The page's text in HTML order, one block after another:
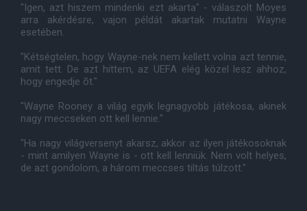
"Igen, azt hiszem mindenki ezt akarta" - válaszolt Moyes
arra akérdésre, vajon példát akartak mutatni Wayne
esetében.
"Kétségtelen, hogy Wayne-nek nem kellett volna azt tennie,
amit tett. De azt hittem, az UEFA elég közel lesz ahhoz,
hogy engedje õt."
"Wayne Rooney a világ egyik legnagyobb játékosa, akinek
nagy meccseken ott kell lennie."
"Ha nagy világversenyt akarsz, akkor az ilyen játékosoknak
- mint amilyen Wayne is - ott kell lenniük. Nem volt helyes,
de azt gondolom, a három meccses tiltás túlzott."